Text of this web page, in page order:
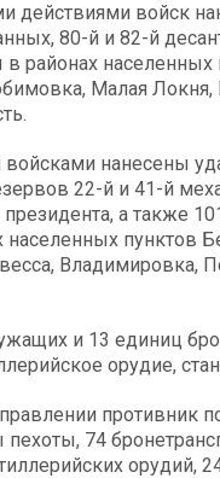
действиями войск
80-й и 82-й
районах населенных
Малая
нанесены
22-й и 41-й
а также
пунктов
и 13 единиц
орудие,
противник
74
орудий,